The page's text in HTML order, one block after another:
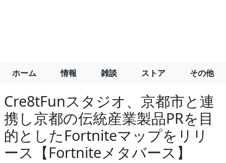
ホーム 情報 雑談 ストア その他
Cre8tFunスタジオ、京都市と連
携し京都の伝統産業製品PRを目
的としたFortniteマップをリリ
ース【Fortniteメタバース】